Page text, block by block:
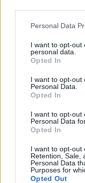
Personal Data
I want to opt-out
personal data.
Opted In
I want to opt-out
Personal Data.
Opted In
I want to opt-out
Personal Data
Opted In
I want to opt-out
Retention, Sale,
Personal Data
Purposes for
Opted Out
Το σωματικό
τεράστια
μαστίφ ζυγίζει
τσιάουα,
να φτάσει τα 77
Τα νέα ευρήματα
Science.
Φωτογραφία: